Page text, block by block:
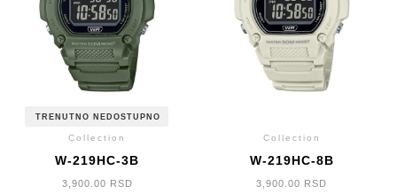
TRENUTNO NEDOSTUPNO
Collection
W-219HC-3B
3,900.00 RSD
Collection
W-219HC-8B
3,900.00 RSD